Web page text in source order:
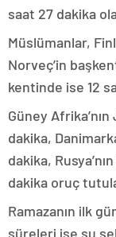
saat 27 dakika
Müslümanlar,
Norveç’in
kentinde ise 12
Güney
dakika,
dakika,
dakika oruç
Ramazanın ilk
süreleri ise şu